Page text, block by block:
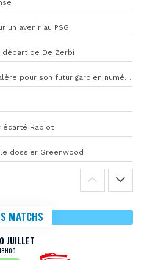
un avenir au PSG
départ de De Zerbi
Restes, Atubolu, Bulka… L’OM galère pour son futur gardien numéro 1
écarté Rabiot
dossier Greenwood
MATCHS
JUILLET